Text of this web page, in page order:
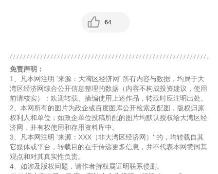
64
免责声明：
1、凡本网注明 '来源：大湾区经济网' 所有内容与数据，均属于大
湾区经济网综合公开信息整理的数据（内容不构成投资建议，使用
前请核实）；欢迎转载、摘编使用上述作品，转载时应注明出处。
2、本网所有的图片为政企或百度图库公开检索及配图，版权归原
权利人和单位；如政企单位投稿所配的图片均默认授权给大湾区经
济网，并有权使用和存用资料库中。
3、凡本网注明 '来源：XXX（非大湾区经济网）' 的，均转载自其
它媒体或平台，转载目的在于传递更多信息，并不代表本网赞同其
观点和对其真实性负责。
4、如涉及版权问题，请作者持权属证明联系侵删。